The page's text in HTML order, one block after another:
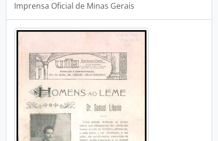
Imprensa Oficial de Minas Gerais